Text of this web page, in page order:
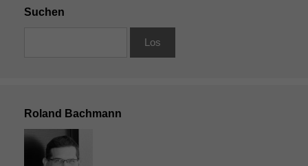
Suchen
Roland Bachmann